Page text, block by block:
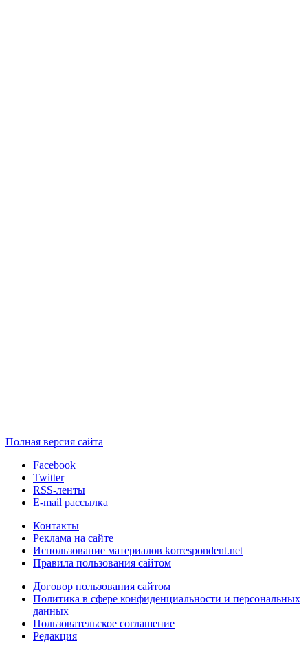
Полная версия сайта
Facebook
Twitter
RSS-ленты
E-mail рассылка
Контакты
Реклама на сайте
Использование материалов korrespondent.net
Правила пользования сайтом
Договор пользования сайтом
Политика в сфере конфиденциальности и персональных
данных
Пользовательское соглашение
Редакция